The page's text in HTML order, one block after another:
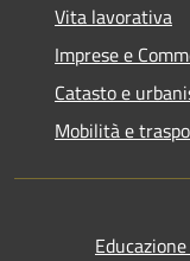
Vita lavorativa
Imprese e
Catasto e
Mobilità e